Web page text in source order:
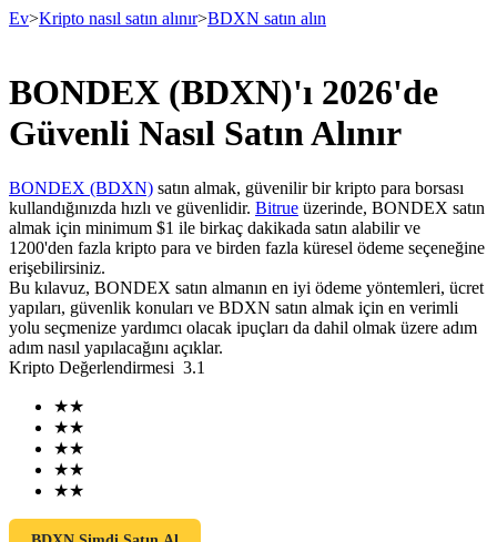
Vadeli İşlemler
USDT Vadeli İşlemleri
Teminat olarak USDT kullanan vadeli işlemler
Ev>Kripto nasıl satın alınır>BDXN satın alın
BONDEX (BDXN)'ı 2026'de
Güvenli Nasıl Satın Alınır
BONDEX (BDXN) satın almak, güvenilir bir kripto para borsası
kullandığınızda hızlı ve güvenlidir. Bitrue üzerinde, BONDEX satın
almak için minimum $1 ile birkaç dakikada satın alabilir ve
1200'den fazla kripto para ve birden fazla küresel ödeme seçeneğine
erişebilirsiniz.
Bu kılavuz, BONDEX satın almanın en iyi ödeme yöntemleri, ücret
yapıları, güvenlik konuları ve BDXN satın almak için en verimli
yolu seçmenize yardımcı olacak ipuçları da dahil olmak üzere adım
adım nasıl yapılacağını açıklar.
Kripto Değerlendirmesi 3.1
★★
★★
★★
★★
★★